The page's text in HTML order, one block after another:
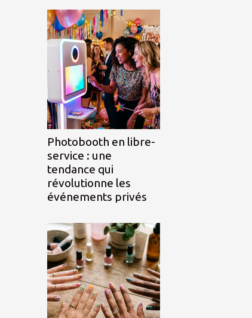
Photobooth en libre-
service : une
tendance qui
révolutionne les
événements privés